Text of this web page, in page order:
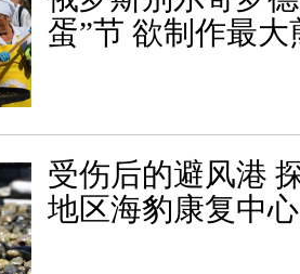
蛋”节 欲制作最大
受伤后的避风港
地区海豹康复中心